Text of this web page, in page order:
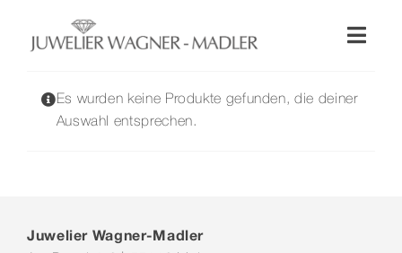
springen
Es wurden keine Produkte gefunden, die deiner
Auswahl entsprechen.
Juwelier Wagner-Madler